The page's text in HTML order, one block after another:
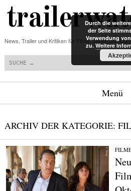
News, Trailer und Kritiken für Filme, Serien und
Menü
ARCHIV DER KATEGORIE:
Durch die
der Seite
Verwendung
zu. Weitere